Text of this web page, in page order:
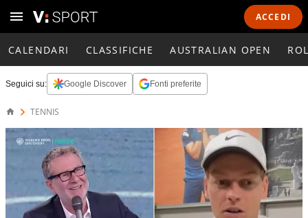
ACCEDI
CALENDARI CLASSIFICHE AUSTRALIAN OPEN
Seguici su: Google Discover Fonti preferite
TENNIS